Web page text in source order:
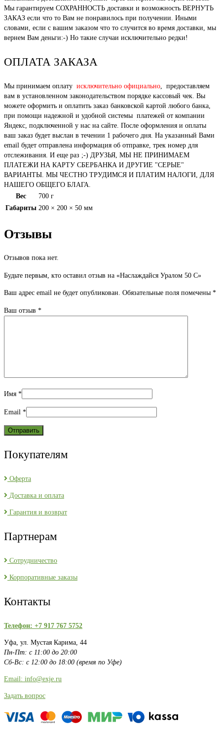
Мы гарантируем СОХРАННОСТЬ доставки и возможность ВЕРНУТЬ
ЗАКАЗ если что то Вам не понравилось при получении. Иными
словами, если с вашим заказом что то случится во время доставки, мы
вернем Вам деньги:-) Но такие случаи исключительно редки!
ОПЛАТА ЗАКАЗА
Мы принимаем оплату исключительно официально, предоставляем
вам в установленном законодательством порядке кассовый чек. Вы
можете оформить и оплатить заказ банковской картой любого банка,
при помощи надежной и удобной системы платежей от компании
Яндекс, подключенной у нас на сайте. После оформления и оплаты
ваш заказ будет выслан в течении 1 рабочего дня. На указанный Вами
email будет отправлена информация об отправке, трек номер для
отслеживания. И еще раз ;-) ДРУЗЬЯ, МЫ НЕ ПРИНИМАЕМ
ПЛАТЕЖИ НА КАРТУ СБЕРБАНКА И ДРУГИЕ "СЕРЫЕ"
ВАРИАНТЫ. МЫ ЧЕСТНО ТРУДИМСЯ И ПЛАТИМ НАЛОГИ, ДЛЯ
НАШЕГО ОБЩЕГО БЛАГА.
Вес
700 г
Габариты 200 × 200 × 50 мм
Отзывы
Отзывов пока нет.
Будьте первым, кто оставил отзыв на «Наслаждайся Уралом 50 С»
Ваш адрес email не будет опубликован. Обязательные поля помечены *
Ваш отзыв *
Имя *
Email *
Покупателям
Оферта
Доставка и оплата
Гарантия и возврат
Партнерам
Сотрудничество
Корпоративные заказы
Контакты
Телефон: +7 917 767 5752
Уфа, ул. Мустая Карима, 44
Пн-Пт: с 11:00 до 20:00
Сб-Вс: с 12:00 до 18:00 (время по Уфе)
Email: info@exje.ru
Задать вопрос